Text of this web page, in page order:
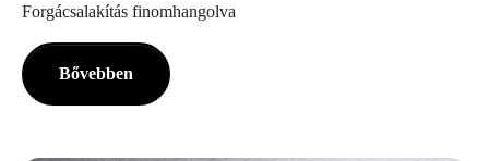
Forgácsalakítás finomhangolva
Bővebben